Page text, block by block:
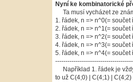
Nyní ke kombinatorické
Ta musí vycházet ze
1. řádek, n => n^0(=
2. řádek, n => n^1(=
3. řádek, n => n^2(=
4. řádek, n => n^3(=
5. řádek, n => n^4(=
Například 1. řádek je
to už C(4;0) | C(4;1) |